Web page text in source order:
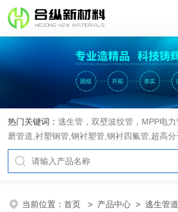
热门关键词：逃生管，双壁波纹管，MPP电
磨管道,衬塑钢管,钢衬塑管,钢衬四氟管,超高
当前位置：首页 > 产品中心 >逃生管道